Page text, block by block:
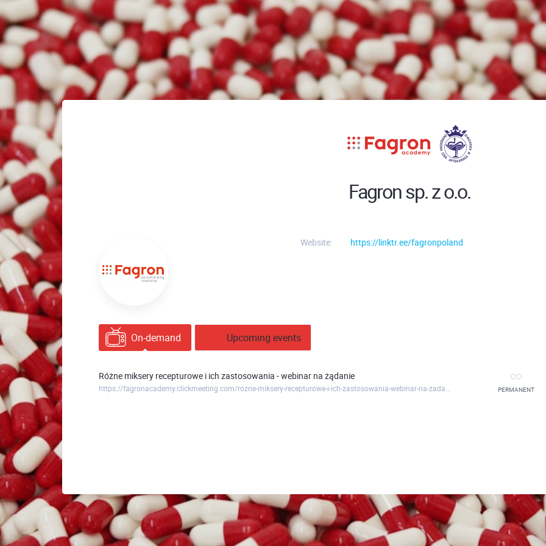
Fagron sp. z o.o.
Website: https://linktr.ee/fagronpoland
On-demand Upcoming events
Różne miksery recepturowe i ich zastosowania - webinar na żądanie
PERMANENT